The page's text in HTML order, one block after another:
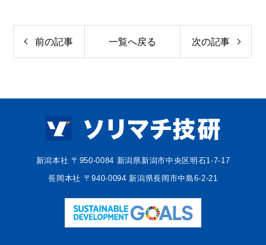
前の記事 一覧へ戻る 次の記事
新潟本社 〒950-0084 新潟県新潟市中央区明石1-7-17
長岡本社 〒940-0094 新潟県長岡市中島6-2-21